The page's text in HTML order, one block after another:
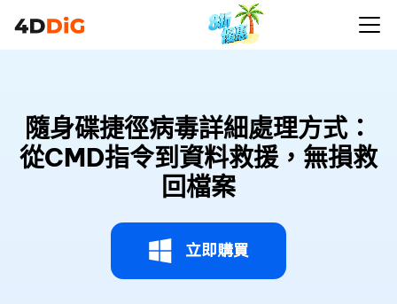
隨身碟捷徑病毒詳細處理方式：
從CMD指令到資料救援，無損救
回檔案
立即購買